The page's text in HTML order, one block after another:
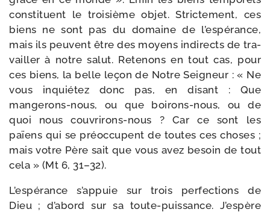
consti­tuent le troi­sième objet. Strictement, ces
biens ne sont pas du domaine de l’espérance,
mais ils peuvent être des moyens indi­rects de tra­
vailler à notre salut. Retenons en tout cas, pour
ces biens, la belle leçon de Notre Seigneur : « Ne
vous inquié­tez donc pas, en disant : Que
mangerons-​nous, ou que boirons-​nous, ou de
quoi nous couvrirons-​nous ? Car ce sont les
païens qui se pré­oc­cupent de toutes ces choses ;
mais votre Père sait que vous avez besoin de tout
cela » (Mt 6, 31–32).
L’espérance s’appuie sur trois per­fec­tions de
Dieu ; d’abord sur sa toute-​puissance. J’espère